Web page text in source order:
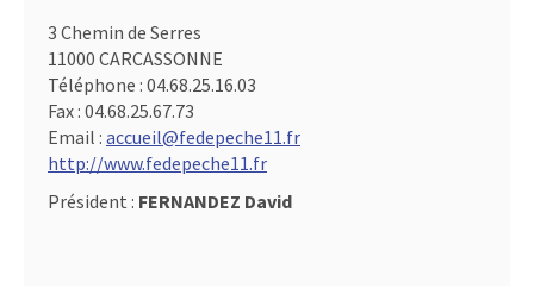
3 Chemin de Serres
11000 CARCASSONNE
Téléphone : 04.68.25.16.03
Fax : 04.68.25.67.73
Email : accueil@fedepeche11.fr
http://www.fedepeche11.fr
Président : FERNANDEZ David